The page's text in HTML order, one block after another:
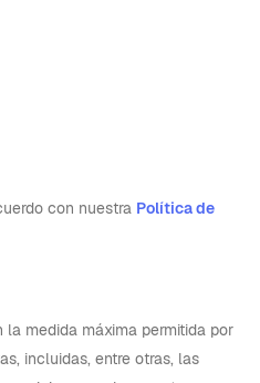
con nuestra Política de
medida máxima permitida por
incluidas, entre otras, las